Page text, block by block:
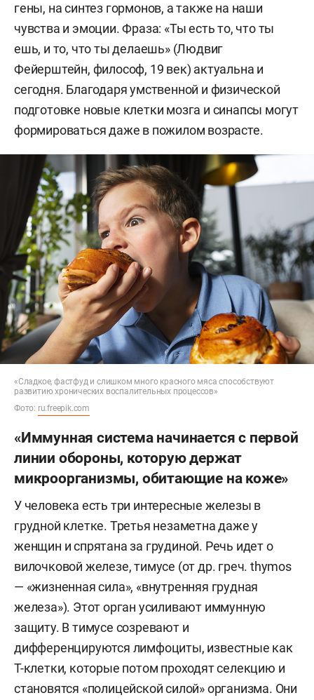
гены, на синтез гормонов, а также на наши
чувства и эмоции. Фраза: «Ты есть то, что ты
ешь, и то, что ты делаешь» (Людвиг
Фейерштейн, философ, 19 век) актуальна и
сегодня. Благодаря умственной и физической
подготовке новые клетки мозга и синапсы могут
формироваться даже в пожилом возрасте.
«Сладкое, фастфуд и слишком много красного мяса способствуют
развитию хронических воспалительных процессов»
Фото: ru.freepik.com
«Иммунная система начинается с первой
линии обороны, которую держат
микроорганизмы, обитающие на коже»
У человека есть три интересные железы в
грудной клетке. Третья незаметна даже у
женщин и спрятана за грудиной. Речь идет о
вилочковой железе, тимусе (от др. греч. thymos
— «жизненная сила», «внутренняя грудная
железа»). Этот орган усиливают иммунную
защиту. В тимусе созревают и
дифференцируются лимфоциты, известные как
Т-клетки, которые потом проходят селекцию и
становятся «полицейской силой» организма. Они